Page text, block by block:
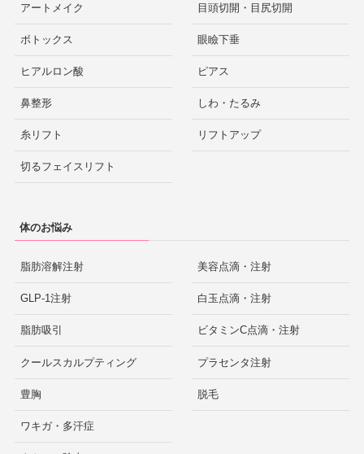
アートメイク
ボトックス
ヒアルロン酸
鼻整形
糸リフト
切るフェイスリフト
目頭切開・目尻切開
眼瞼下垂
ピアス
しわ・たるみ
リフトアップ
体のお悩み
脂肪溶解注射
GLP-1注射
脂肪吸引
クールスカルプティング
豊胸
ワキガ・多汗症
美容点滴・注射
白玉点滴・注射
ビタミンC点滴・注射
プラセンタ注射
脱毛